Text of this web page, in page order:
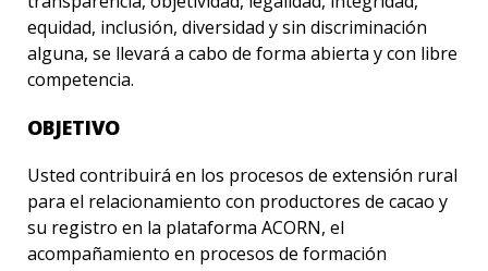
equidad, inclusión, diversidad y sin discriminación
alguna, se llevará a cabo de forma abierta y con libre
competencia.
OBJETIVO
Usted contribuirá en los procesos de extensión rural
para el relacionamiento con productores de cacao y
su registro en la plataforma ACORN, el
acompañamiento en procesos de formación